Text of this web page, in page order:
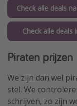
Check alle deals
Check alle deals
Piraten prijzen
We zijn dan wel
stel. We
schrijven, zo zijn